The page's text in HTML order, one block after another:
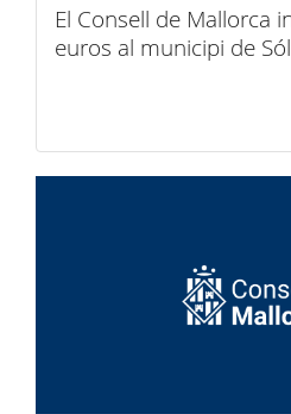
El Consell de Mallorca
euros al municipi de